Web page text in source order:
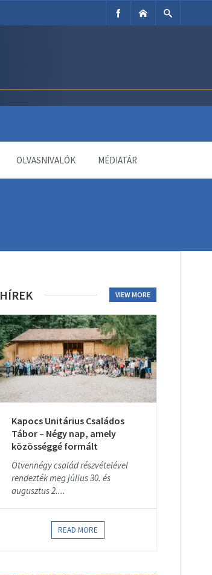
OLVASNIVALÓK MÉDIATÁR
HÍREK VIEW MORE
Kapocs Unitárius Családos
Tábor – Négy nap, amely
közösséggé formált
Ötvennégy család részvételével
rendezték meg július 30. és
augusztus 2....
READ MORE